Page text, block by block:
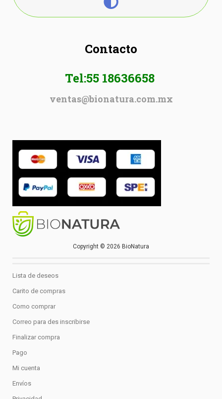
Contacto
Tel:55 18636658
ventas@bionatura.com.mx
Copyright © 2026 BioNatura
Lista de deseos
Carito de compras
Como comprar
Correo para des inscribirse
Finalizar compra
Pago
Mi cuenta
Envíos